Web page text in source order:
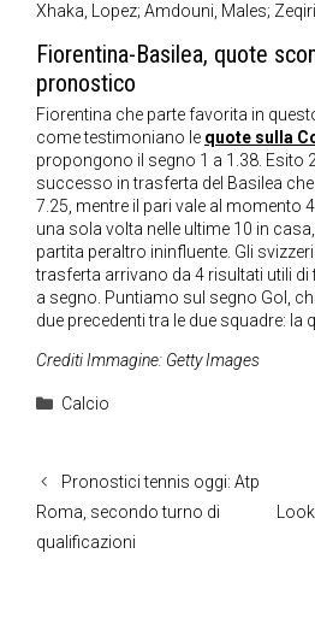
Xhaka, Lopez; Amdouni, Males;
Fiorentina-Basilea, quote
pronostico
Fiorentina che parte favorita in
come testimoniano le quote sulla
propongono il segno 1 a 1.38. Esito
successo in trasferta del Basilea
7.25, mentre il pari vale al momento
una sola volta nelle ultime 10 in
partita peraltro ininfluente. Gli
trasferta arrivano da 4 risultati utili
a segno. Puntiamo sul segno Gol,
due precedenti tra le due squadre: la
Crediti Immagine: Getty Images
Categorie
Calcio
Pronostici tennis oggi: Atp
Roma, secondo turno di
qualificazioni